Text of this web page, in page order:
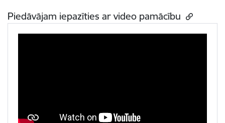
Piedāvājam iepazīties ar video pamācību